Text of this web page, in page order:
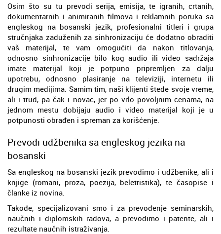
Osim što su tu prevodi serija, emisija, te igranih, crtanih,
dokumentarnih i animiranih filmova i reklamnih poruka sa
engleskog na bosanski jezik, profesionalni titleri i grupa
stručnjaka zaduženih za sinhronizaciju će dodatno obraditi
vaš materijal, te vam omogućiti da nakon titlovanja,
odnosno sinhronizacije bilo kog audio ili video sadržaja
imate materijal koji je potpuno pripremljen za dalju
upotrebu, odnosno plasiranje na televiziji, internetu ili
drugim medijima. Samim tim, naši klijenti štede svoje vreme,
ali i trud, pa čak i novac, jer po vrlo povoljnim cenama, na
jednom mestu dobijaju audio i video materijal koji je u
potpunosti obrađen i spreman za korišćenje.
Prevodi udžbenika sa engleskog jezika na
bosanski
Sa engleskog na bosanski jezik prevodimo i udžbenike, ali i
knjige (romani, proza, poezija, beletristika), te časopise i
članke iz novina.
Takođe, specijalizovani smo i za prevođenje seminarskih,
naučnih i diplomskih radova, a prevodimo i patente, ali i
rezultate naučnih istraživanja.